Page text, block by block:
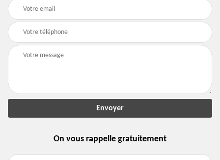
On vous rappelle gratuitement